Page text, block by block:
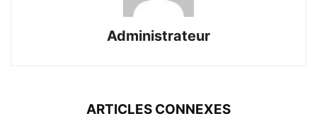
Administrateur
ARTICLES CONNEXES